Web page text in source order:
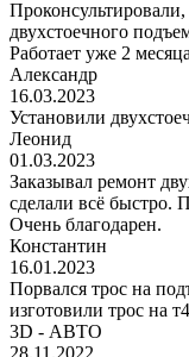
двухстоечного
Работает уже 2
Александр
16.03.2023
Установили
Леонид
01.03.2023
Заказывал ремонт
сделали всё быстро.
Очень благодарен.
Константин
16.01.2023
Порвался трос на
изготовили трос на
3D - АВТО
28.11.2022